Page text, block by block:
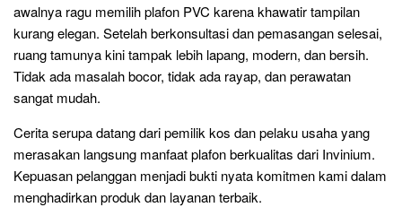
awalnya ragu memilih plafon PVC karena khawatir tampilan
kurang elegan. Setelah berkonsultasi dan pemasangan selesai,
ruang tamunya kini tampak lebih lapang, modern, dan bersih.
Tidak ada masalah bocor, tidak ada rayap, dan perawatan
sangat mudah.
Cerita serupa datang dari pemilik kos dan pelaku usaha yang
merasakan langsung manfaat plafon berkualitas dari Invinium.
Kepuasan pelanggan menjadi bukti nyata komitmen kami dalam
menghadirkan produk dan layanan terbaik.